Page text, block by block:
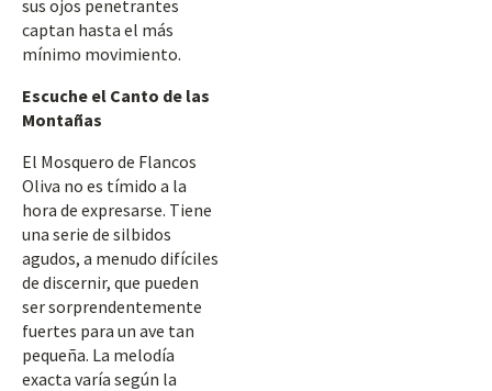
sus ojos penetrantes
captan hasta el más
mínimo movimiento.
Escuche el Canto de las
Montañas
El Mosquero de Flancos
Oliva no es tímido a la
hora de expresarse. Tiene
una serie de silbidos
agudos, a menudo difíciles
de discernir, que pueden
ser sorprendentemente
fuertes para un ave tan
pequeña. La melodía
exacta varía según la